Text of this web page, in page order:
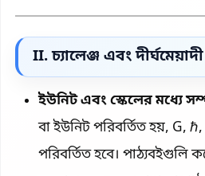
II. চ্যালেঞ্জ এবং
ইউনিট এবং স্কেলের মধ্যে
বা ইউনিট পরিবর্তিত হয়, G,
পরিবর্তিত হবে। পাঠ্যবইগুলি